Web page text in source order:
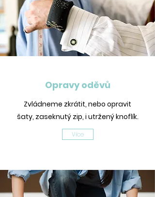
Opravy oděvů
Zvládneme zkrátit, nebo opravit
šaty, zaseknutý zip, i utržený knoflík.
Více